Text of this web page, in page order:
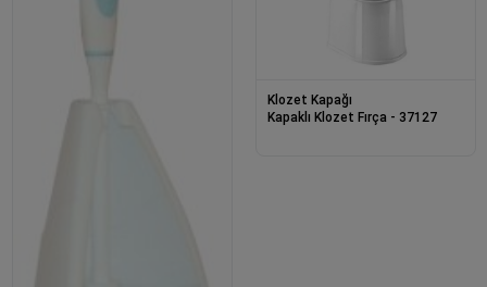
Klozet Kapağı
Kapaklı Klozet Fırça - 37127